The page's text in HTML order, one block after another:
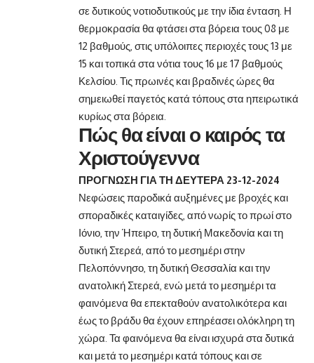
σε δυτικούς νοτιοδυτικούς με την ίδια ένταση. Η
θερμοκρασία θα φτάσει στα βόρεια τους 08 με
12 βαθμούς, στις υπόλοιπες περιοχές τους 13 με
15 και τοπικά στα νότια τους 16 με 17 βαθμούς
Κελσίου. Τις πρωινές και βραδινές ώρες θα
σημειωθεί παγετός κατά τόπους στα ηπειρωτικά
κυρίως στα βόρεια.
Πώς θα είναι ο καιρός τα
Χριστούγεννα
ΠΡΟΓΝΩΣΗ ΓΙΑ ΤΗ ΔΕΥΤΕΡΑ 23-12-2024
Νεφώσεις παροδικά αυξημένες με βροχές και
σποραδικές καταιγίδες, από νωρίς το πρωί στο
Ιόνιο, την Ήπειρο, τη δυτική Μακεδονία και τη
δυτική Στερεά, από το μεσημέρι στην
Πελοπόννησο, τη δυτική Θεσσαλία και την
ανατολική Στερεά, ενώ μετά το μεσημέρι τα
φαινόμενα θα επεκταθούν ανατολικότερα και
έως το βράδυ θα έχουν επηρέασει ολόκληρη τη
χώρα. Τα φαινόμενα θα είναι ισχυρά στα δυτικά
και μετά το μεσημέρι κατά τόπους και σε